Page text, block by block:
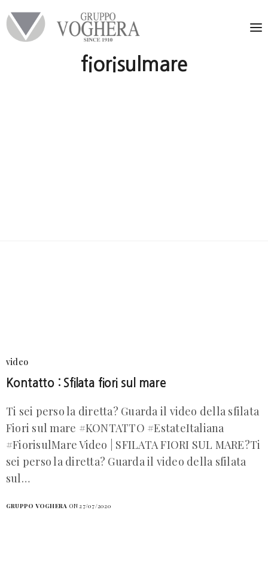
fiorisulmare
video
Kontatto : Sfilata fiori sul mare
Ti sei perso la diretta? Guarda il video della sfilata
Fiori sul mare #KONTATTO #EstateItaliana
#FiorisulMare Video | SFILATA FIORI SUL MARE?Ti
sei perso la diretta? Guarda il video della sfilata
sul…
GRUPPO VOGHERA ON 27/07/2020